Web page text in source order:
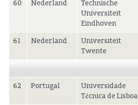
60 Nederland
Technische
Universiteit
Eindhoven
61 Nederland
Universiteit
Twente
62 Portugal
Universidade
Técnica de Lisboa